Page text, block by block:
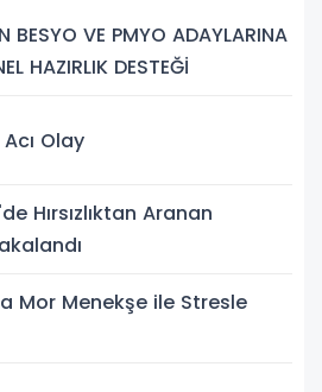
BESYO VE PMYO ADAYLARINA
HAZIRLIK DESTEĞİ
Olay
Hırsızlıktan Aranan
Mor Menekşe ile Stresle